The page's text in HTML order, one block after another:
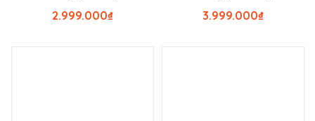
₫
2.999.000 ₫
3.999.000